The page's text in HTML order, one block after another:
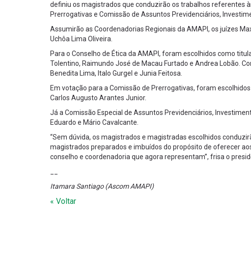
definiu os magistrados que conduzirão os trabalhos referentes
Prerrogativas e Comissão de Assuntos Previdenciários,
Assumirão as Coordenadorias Regionais da AMAPI, os juízes
Uchôa Lima Oliveira.
Para o Conselho de Ética da AMAPI, foram escolhidos como
Tolentino, Raimundo José de Macau Furtado e Andrea Lobão.
Benedita Lima, Italo Gurgel e Junia Feitosa.
Em votação para a Comissão de Prerrogativas, foram
Carlos Augusto Arantes Junior.
Já a Comissão Especial de Assuntos Previdenciários,
Eduardo e Mário Cavalcante.
“Sem dúvida, os magistrados e magistradas escolhidos
magistrados preparados e imbuídos do propósito de oferecer
conselho e coordenadoria que agora representam”, frisa o
Itamara Santiago (Ascom AMAPI)
« Voltar